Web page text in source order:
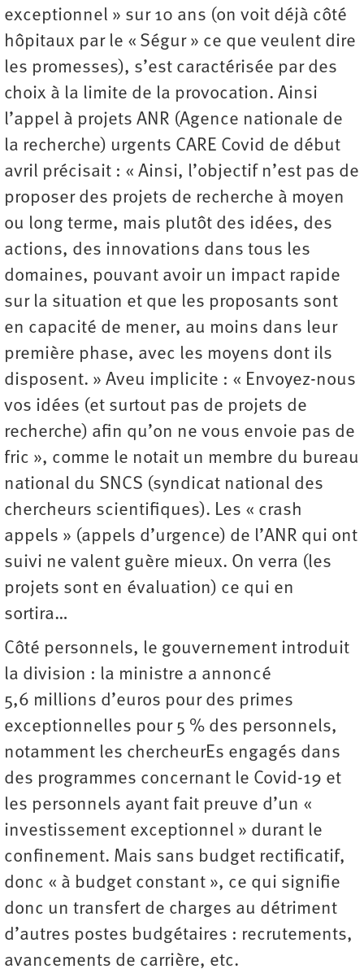
exceptionnel » sur 10 ans (on voit déjà côté
hôpitaux par le « Ségur » ce que veulent dire
les promesses), s’est caractérisée par des
choix à la limite de la provocation. Ainsi
l’appel à projets ANR (Agence nationale de
la recherche) urgents CARE Covid de début
avril précisait : « Ainsi, l’objectif n’est pas de
proposer des projets de recherche à moyen
ou long terme, mais plutôt des idées, des
actions, des innovations dans tous les
domaines, pouvant avoir un impact rapide
sur la situation et que les proposants sont
en capacité de mener, au moins dans leur
première phase, avec les moyens dont ils
disposent. » Aveu implicite : « Envoyez-nous
vos idées (et surtout pas de projets de
recherche) afin qu’on ne vous envoie pas de
fric », comme le notait un membre du bureau
national du SNCS (syndicat national des
chercheurs scientifiques). Les « crash
appels » (appels d’urgence) de l’ANR qui ont
suivi ne valent guère mieux. On verra (les
projets sont en évaluation) ce qui en
sortira…
Côté personnels, le gouvernement introduit
la division : la ministre a annoncé
5,6 millions d’euros pour des primes
exceptionnelles pour 5 % des personnels,
notamment les chercheurEs engagés dans
des programmes concernant le Covid-19 et
les personnels ayant fait preuve d’un «
investissement exceptionnel » durant le
confinement. Mais sans budget rectificatif,
donc « à budget constant », ce qui signifie
donc un transfert de charges au détriment
d’autres postes budgétaires : recrutements,
avancements de carrière, etc.